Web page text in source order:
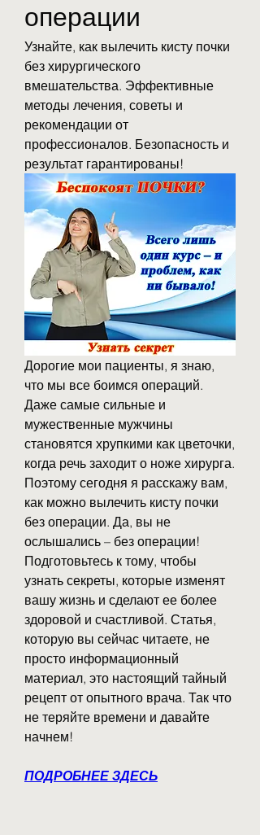
операции
Узнайте, как вылечить кисту почки
без хирургического
вмешательства. Эффективные
методы лечения, советы и
рекомендации от
профессионалов. Безопасность и
результат гарантированы!
Дорогие мои пациенты, я знаю,
что мы все боимся операций.
Даже самые сильные и
мужественные мужчины
становятся хрупкими как цветочки,
когда речь заходит о ноже хирурга.
Поэтому сегодня я расскажу вам,
как можно вылечить кисту почки
без операции. Да, вы не
ослышались – без операции!
Подготовьтесь к тому, чтобы
узнать секреты, которые изменят
вашу жизнь и сделают ее более
здоровой и счастливой. Статья,
которую вы сейчас читаете, не
просто информационный
материал, это настоящий тайный
рецепт от опытного врача. Так что
не теряйте времени и давайте
начнем!
ПОДРОБНЕЕ ЗДЕСЬ